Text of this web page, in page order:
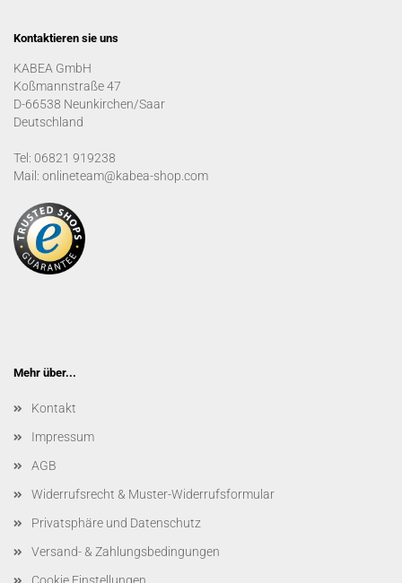
Kontaktieren sie uns
KABEA GmbH
Koßmannstraße 47
D-66538 Neunkirchen/Saar
Deutschland
Tel: 06821 919238
Mail: onlineteam@kabea-shop.com
Mehr über...
Kontakt
Impressum
AGB
Widerrufsrecht & Muster-Widerrufsformular
Privatsphäre und Datenschutz
Versand- & Zahlungsbedingungen